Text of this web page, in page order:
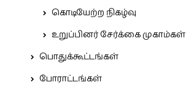
கொடியேற்ற நிகழ்வு
உறுப்பினர் சேர்க்கை முகாம்கள்
பொதுக்கூட்டங்கள்
போராட்டங்கள்